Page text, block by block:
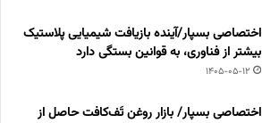
اختصاصی بسپار/آینده بازیافت شیمیایی پلاستیک
بیشتر از فناوری، به قوانین بستگی دارد
1405-05-12
اختصاصی بسپار/ بازار روغن تَف‌کافت حاصل از